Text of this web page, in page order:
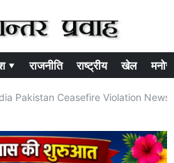
▾ राजनीति राष्ट्रीय खेल
Pakistan Ceasefire Violation News in